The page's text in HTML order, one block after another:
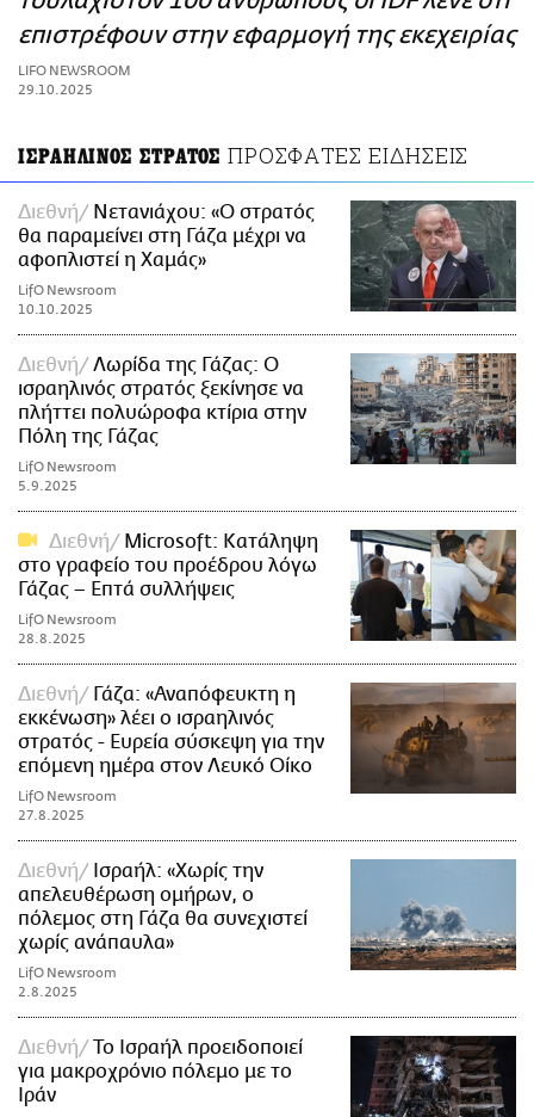
ΑΜΠΑ
PRINT
επιστρέφουν στην εφαρμογή της εκεχειρίας
LIFO NEWSROOM
29.10.2025
ΙΣΡΑΗΛΙΝΟΣ ΣΤΡΑΤΟΣ ΠΡΟΣΦΑΤΕΣ ΕΙΔΗΣΕΙΣ
Διεθνή
Νετανιάχου: «Ο στρατός
θα παραμείνει στη Γάζα μέχρι να
αφοπλιστεί η Χαμάς»
LifO Newsroom
10.10.2025
Διεθνή
Λωρίδα της Γάζας: Ο
ισραηλινός στρατός ξεκίνησε να
πλήττει πολυώροφα κτίρια στην
Πόλη της Γάζας
LifO Newsroom
5.9.2025
Διεθνή
Microsoft: Κατάληψη
στο γραφείο του προέδρου λόγω
Γάζας – Επτά συλλήψεις
LifO Newsroom
28.8.2025
Διεθνή
Γάζα: «Αναπόφευκτη η
εκκένωση» λέει ο ισραηλινός
στρατός - Ευρεία σύσκεψη για την
επόμενη ημέρα στον Λευκό Οίκο
LifO Newsroom
27.8.2025
Διεθνή
Ισραήλ: «Χωρίς την
απελευθέρωση ομήρων, ο
πόλεμος στη Γάζα θα συνεχιστεί
χωρίς ανάπαυλα»
LifO Newsroom
2.8.2025
Διεθνή
Το Ισραήλ προειδοποιεί
για μακροχρόνιο πόλεμο με το
Ιράν